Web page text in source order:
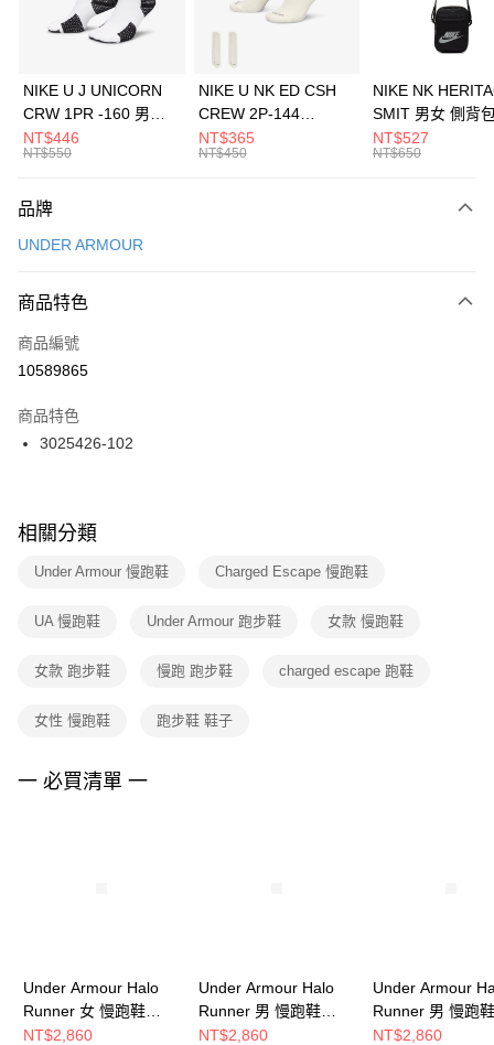
華南商業銀行
彰化商業銀行
上海商業儲蓄銀行
元大商業銀行
台灣樂天信用卡公司
Apple Pay
全盈+PAY
AFTEE先享後付
【關於「AFTEE先享後付」】
便利好安心！
３．安心：先確認商品／服務後，再付款。
【「AFTEE先享後付」結帳流程】
１．於結帳方式選擇「AFTEE先享後付」後，將跳轉至「AFTEE先享後付」
２．訂單成立數日內，您將收到繳費通知簡訊。
３．收到繳費通知簡訊後14天內，點擊此簡訊中的連結，可透過四大超商／
ATM／網路銀行／等多元方式進行付款，方視為交易完成。
※ 交易是否成功請以「AFTEE先享後付 」之結帳頁面顯示為準，若有關於
是否繳費成功／繳費後需取消欲退款等相關疑問，請聯繫「AFTEE先享後付
客戶支援中心」https://netprotections.freshdesk.com/support/home
１．透過由恩沛科技股份有限公司提供之「AFTEE先享後付」服務完成之交
權轉讓予恩沛科技股份有限公司。
３．未成年的使用者請事先徵得法定代理人或監護人之同意方可使用
４．使用「AFTEE先享後付」時，將依據個別帳號之用戶狀況，依本公司即
運送方式
每筆NT$100，滿NT$1,500(含以上)免運費
宅配
每筆NT$100，滿NT$1,500(含以上)免運費
付款後門市自取
每筆NT$100，滿NT$1,500(含以上)免運費
NIKE U J UNICORN
CRW 1PR -160 男女
中統襪 FZ3393100
NT$446
NT$550
NIKE U NK ED CSH
CREW 2P-144
EMBRDY 男女 短統襪
FZ3073133
NT$365
NT$450
NIKE NK
SMIT 男女 側背
BA5871010
NT$527
NT$650
品牌
UNDER ARMOUR
商品特色
商品編號
10589865
商品特色
3025426-102
相關分類
Under Armour 慢跑鞋 Charged Escape 慢跑鞋
UA 慢跑鞋 Under Armour 跑步鞋 女款 慢跑鞋
女款 跑步鞋 慢跑 跑步鞋 charged escape 跑鞋
女性 慢跑鞋 跑步鞋 鞋子
一 必買清單 一
Under Armour Halo
Runner 女 慢跑鞋
6005288-110
NT$2,860
Under Armour Halo
Runner 男 慢跑鞋
6005287-110
NT$2,860
Under Armour
Runner 男 慢跑鞋
6005287-003
NT$2,860